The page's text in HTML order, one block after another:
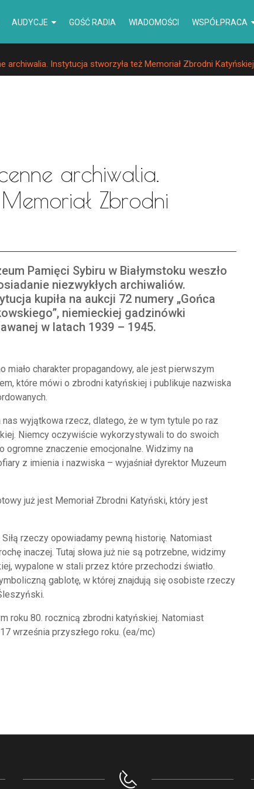
AUDYCJE GOŚĆ RADIA WIADOMOŚCI WSPÓŁPRACA
archiwalia. Instytucja stworzyła też Memoriał Zbrodni Katyńskiej
archiwalia.
Zbrodni
Pamięci Sybiru w Białymstoku weszło
niezwykłych archiwaliów.
kupiła na aukcji 72 numery „Gońca
niemieckiej gadzinówki
w latach 1939 – 1945.
miało charakter propagandowy, ale jest pierwszym
które mówi o zbrodni katyńskiej i publikuje nazwiska
nas wyjątkowa rzecz, dlatego, że w tym tytule po raz
Niemcy oczywiście wykorzystywali to do swoich
ogromne znaczenie emocjonalne. Widzimy na
z imienia i nazwiska – wyjaśniał dyrektor Muzeum
już jest Memoriał Zbrodni Katyński, który jest
rzeczy opowiadamy pewną historię. Natomiast
inaczej. Tutaj słowa już nie są potrzebne, widzimy
wypalone w stali przez które przechodzi światło.
gablotę, w której znajdują się osobiste rzeczy
roku 80. rocznicą zbrodni katyńskiej. Natomiast
września przyszłego roku. (ea/mc)